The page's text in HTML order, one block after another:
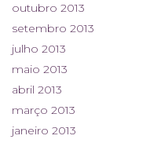
outubro 2013
setembro 2013
julho 2013
maio 2013
abril 2013
março 2013
janeiro 2013